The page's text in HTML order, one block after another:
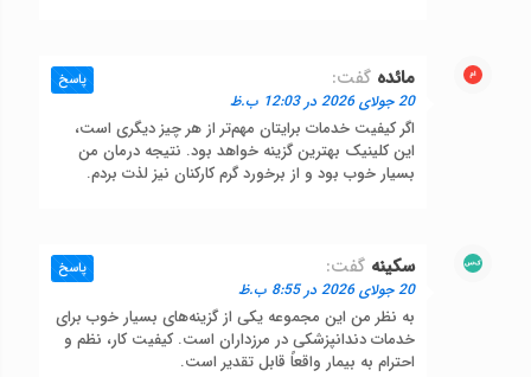
مائده گفت:
20 جولای 2026 در 12:03 ب.ظ
اگر کیفیت خدمات برایتان مهم‌تر از هر چیز دیگری است،
این کلینیک بهترین گزینه خواهد بود. نتیجه درمان من
بسیار خوب بود و از برخورد گرم کارکنان نیز لذت بردم.
پاسخ
سکینه گفت:
20 جولای 2026 در 8:55 ب.ظ
به نظر من این مجموعه یکی از گزینه‌های بسیار خوب برای
خدمات دندانپزشکی در مرزداران است. کیفیت کار، نظم و
احترام به بیمار واقعاً قابل تقدیر است.
پاسخ